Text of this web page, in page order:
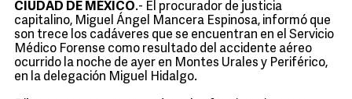
CIUDAD DE MÉXICO.- El procurador de justicia
capitalino, Miguel Ángel Mancera Espinosa, informó que
son trece los cadáveres que se encuentran en el Servicio
Médico Forense como resultado del accidente aéreo
ocurrido la noche de ayer en Montes Urales y Periférico,
en la delegación Miguel Hidalgo.